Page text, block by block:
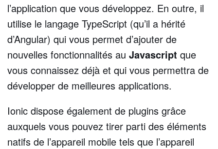
l’application que vous développez. En outre, il
utilise le langage TypeScript (qu’il a hérité
d’Angular) qui vous permet d’ajouter de
nouvelles fonctionnalités au Javascript que
vous connaissez déjà et qui vous permettra de
développer de meilleures applications.
Ionic dispose également de plugins grâce
auxquels vous pouvez tirer parti des éléments
natifs de l’appareil mobile tels que l’appareil